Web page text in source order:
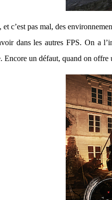
c’est pas mal, des
dans les autres FPS. On a
un défaut, quand on offre